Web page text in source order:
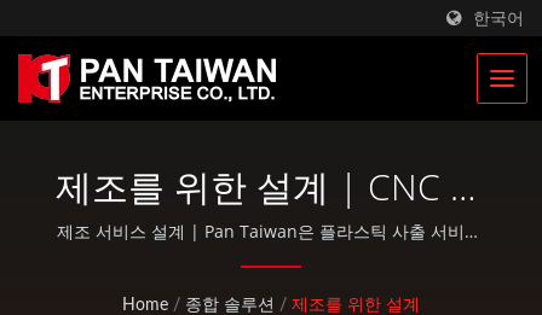
한국어
제조를 위한 설계 | CNC 밀
링 및 선반 부품 | 레이싱 자
전거 부품 제조업체 | Pan
제조 서비스 설계 | Pan Taiwan은 플라스틱 사출 서비스,
다이 주조, 단조, CNC 가공, EDC 파우치 및 표준 자전거 및
Home / 종합 솔루션 / 제조를 위한 설계